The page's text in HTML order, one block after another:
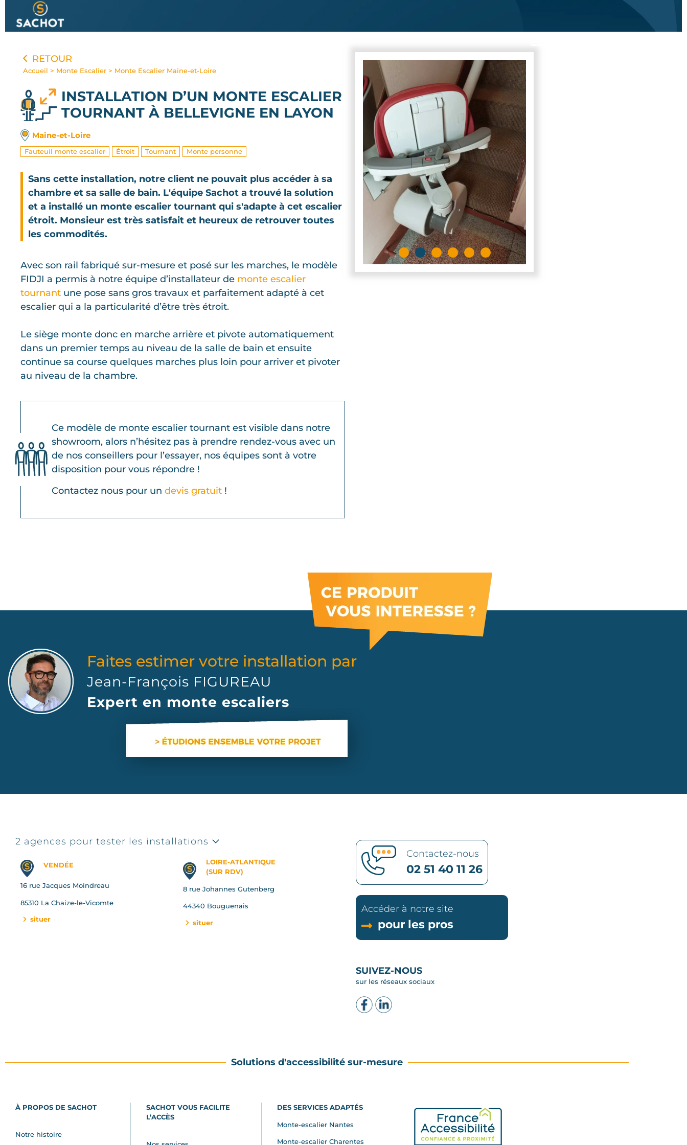
RETOUR
Accueil > Monte Escalier > Monte Escalier Maine-et-Loire
INSTALLATION D’UN MONTE ESCALIER
TOURNANT À BELLEVIGNE EN LAYON
Maine-et-Loire
Fauteuil monte escalier Étroit Tournant Monte personne
Sans cette installation, notre client ne pouvait plus accéder à sa
chambre et sa salle de bain. L'équipe Sachot a trouvé la solution
et a installé un monte escalier tournant qui s'adapte à cet escalier
étroit. Monsieur est très satisfait et heureux de retrouver toutes
les commodités.
Avec son rail fabriqué sur-mesure et posé sur les marches, le modèle
FIDJI a permis à notre équipe d’installateur de monte escalier
tournant une pose sans gros travaux et parfaitement adapté à cet
escalier qui a la particularité d’être très étroit.
Le siège monte donc en marche arrière et pivote automatiquement
dans un premier temps au niveau de la salle de bain et ensuite
continue sa course quelques marches plus loin pour arriver et pivoter
au niveau de la chambre.
Ce modèle de monte escalier tournant est visible dans notre
showroom, alors n’hésitez pas à prendre rendez-vous avec un
de nos conseillers pour l’essayer, nos équipes sont à votre
disposition pour vous répondre !
Contactez nous pour un devis gratuit !
Faites estimer votre installation par
Jean-François FIGUREAU
Expert en monte escaliers
2 agences pour tester les installations
VENDÉE
16 rue Jacques Moindreau
85310 La Chaize-le-Vicomte
situer
LOIRE-ATLANTIQUE
(SUR RDV)
8 rue Johannes Gutenberg
44340 Bouguenais
situer
Contactez-nous
02 51 40 11 26
Accéder à notre site
pour les pros
SUIVEZ-NOUS
sur les réseaux sociaux
Solutions d'accessibilité sur-mesure
À PROPOS DE SACHOT
Notre histoire
SACHOT VOUS FACILITE
L’ACCÈS
DES SERVICES ADAPTÉS
Monte-escalier Nantes
Monte-escalier Charentes
Panneau de gestion des cookies